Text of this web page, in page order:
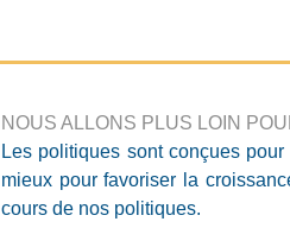
NOUS ALLONS PLUS LOIN
Les politiques sont conçues
mieux pour favoriser la
cours de nos politiques.